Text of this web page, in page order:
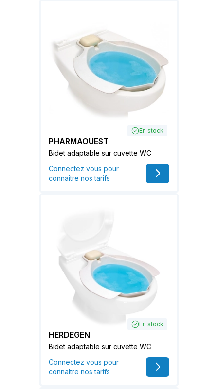
En stock
PHARMAOUEST
Bidet adaptable sur cuvette WC
Connectez vous pour
connaître nos tarifs
En stock
HERDEGEN
Bidet adaptable sur cuvette WC
Connectez vous pour
connaître nos tarifs